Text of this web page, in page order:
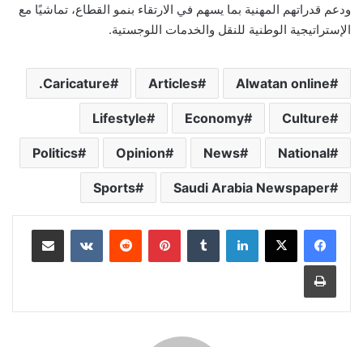
ودعم قدراتهم المهنية بما يسهم في الارتقاء بنمو القطاع، تماشيًا مع
الإستراتيجية الوطنية للنقل والخدمات اللوجستية.
Alwatan online
Articles
Caricature.
Culture
Economy
Lifestyle
National
News
Opinion
Politics
Saudi Arabia Newspaper
Sports
لينكدإن بينتيريست